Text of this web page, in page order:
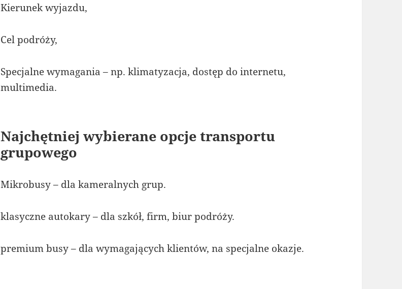
Kierunek wyjazdu,
Cel podróży,
Specjalne wymagania – np. klimatyzacja, dostęp do internetu,
multimedia.
Najchętniej wybierane opcje transportu
grupowego
Mikrobusy – dla kameralnych grup.
klasyczne autokary – dla szkół, firm, biur podróży.
premium busy – dla wymagających klientów, na specjalne okazje.